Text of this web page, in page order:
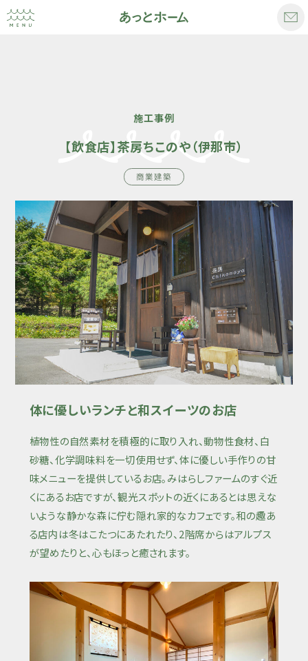
施工事例
【飲食店】茶房ちこのや（伊那市）
商業建築
体に優しいランチと和スイーツのお店
植物性の自然素材を積極的に取り入れ、動物性食材、白
砂糖、化学調味料を一切使用せず、体に優しい手作りの甘
味メニューを提供しているお店。みはらしファームのすぐ近
くにあるお店ですが、観光スポットの近くにあるとは思えな
いような静かな森に佇む隠れ家的なカフェです。和の趣あ
る店内は冬はこたつにあたれたり、2階席からはアルプス
が望めたりと、心もほっと癒されます。